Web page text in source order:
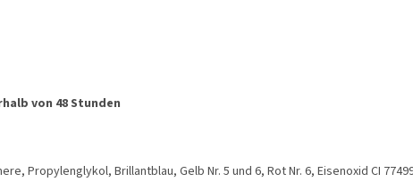
von 48 Stunden
Propylenglykol, Brillantblau, Gelb Nr. 5 und 6, Rot Nr. 6, Eisenoxid CI